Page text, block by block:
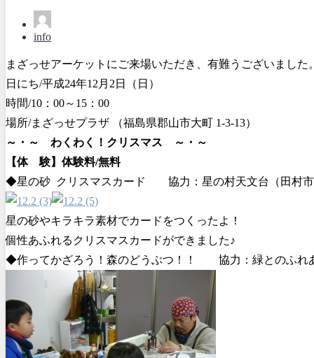
info
まざっせアーケットにご来場いただき、有難うございました
日にち/平成24年12月2日（日）
時間/10：00～15：00
場所/まざっせプラザ （福島県郡山市大町 1-3-13）
～・～ わくわく！クリスマス ～・～
【体 験】体験料/無料
◆星の砂 クリスマスカード 協力：星の村天文台（田村市
星の砂やキラキラ素材でカードをつくったよ！
個性あふれるクリスマスカードができました♪
◆作ってかざろう！森のどうぶつ！！ 協力：緑とのふれ